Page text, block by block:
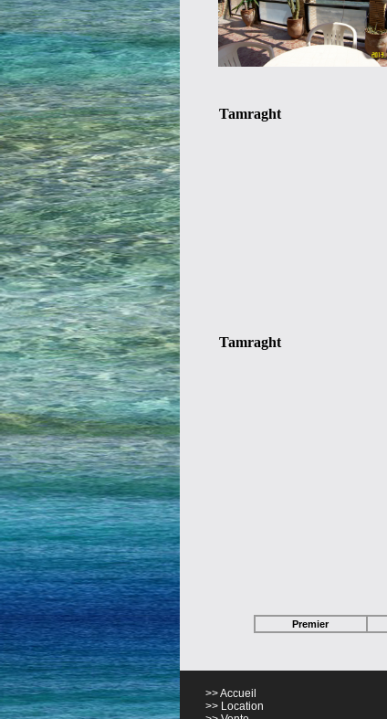
Tamraght
Tamraght
Premier
>> Accueil
>> Location